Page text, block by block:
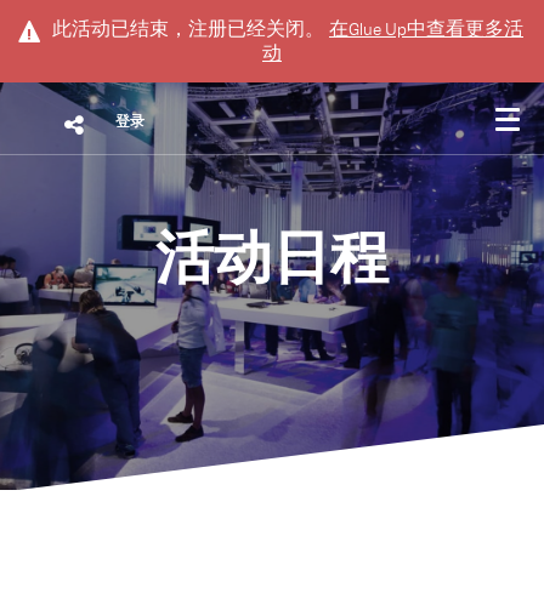
此活动已结束，注册已经关闭。 在Glue Up中查看更多活
动
登录
活动日程